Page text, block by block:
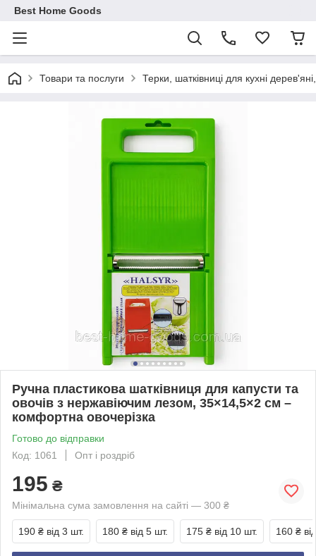
Best Home Goods
Товари та послуги Терки, шатківниці для кухні
Ручна пластикова шатківниця для капусти та
овочів з нержавіючим лезом, 35×14,5×2 см –
комфортна овочерізка
Готово до відправки
Код: 1061
Опт і роздріб
195 ₴
Мінімальна сума замовлення на сайті — 300 ₴
190 ₴ від 3 шт. 180 ₴ від 5 шт. 175 ₴ від 10 шт. 160 ₴